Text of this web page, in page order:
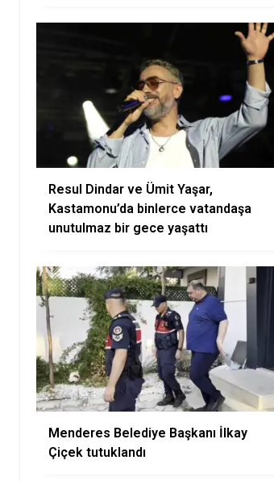
Resul Dindar ve Ümit Yaşar,
Kastamonu’da binlerce vatandaşa
unutulmaz bir gece yaşattı
Menderes Belediye Başkanı İlkay
Çiçek tutuklandı